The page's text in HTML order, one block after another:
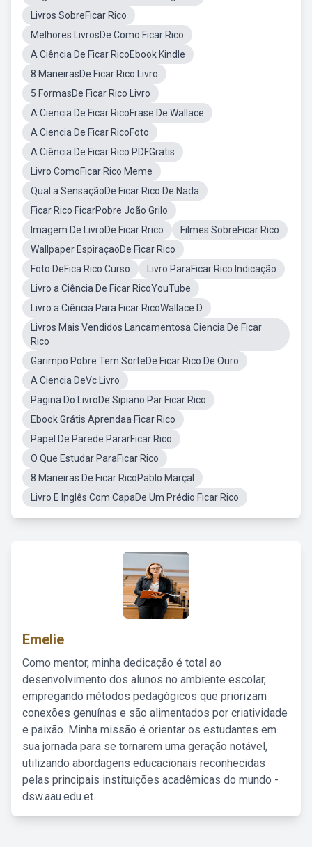
Livros SobreFicar Rico
Melhores LivrosDe Como Ficar Rico
A Ciência De Ficar RicoEbook Kindle
8 ManeirasDe Ficar Rico Livro
5 FormasDe Ficar Rico Livro
A Ciencia De Ficar RicoFrase De Wallace
A Ciencia De Ficar RicoFoto
A Ciência De Ficar Rico PDFGratis
Livro ComoFicar Rico Meme
Qual a SensaçãoDe Ficar Rico De Nada
Ficar Rico FicarPobre João Grilo
Imagem De LivroDe Ficar Rrico
Filmes SobreFicar Rico
Wallpaper EspiraçaoDe Ficar Rico
Foto DeFica Rico Curso
Livro ParaFicar Rico Indicação
Livro a Ciência De Ficar RicoYouTube
Livro a Ciência Para Ficar RicoWallace D
Livros Mais Vendidos Lancamentosa Ciencia De Ficar
Rico
Garimpo Pobre Tem SorteDe Ficar Rico De Ouro
A Ciencia DeVc Livro
Pagina Do LivroDe Sipiano Par Ficar Rico
Ebook Grátis Aprendaa Ficar Rico
Papel De Parede PararFicar Rico
O Que Estudar ParaFicar Rico
8 Maneiras De Ficar RicoPablo Marçal
Livro E Inglês Com CapaDe Um Prédio Ficar Rico
Emelie
Como mentor, minha dedicação é total ao
desenvolvimento dos alunos no ambiente escolar,
empregando métodos pedagógicos que priorizam
conexões genuínas e são alimentados por criatividade
e paixão. Minha missão é orientar os estudantes em
sua jornada para se tornarem uma geração notável,
utilizando abordagens educacionais reconhecidas
pelas principais instituições acadêmicas do mundo -
dsw.aau.edu.et.